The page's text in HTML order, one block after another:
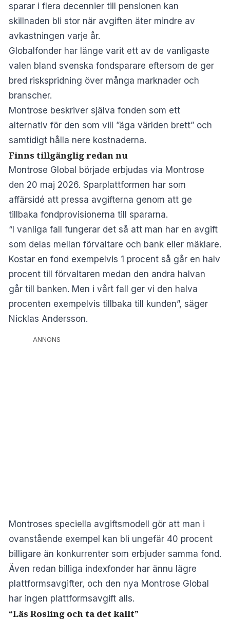
sparar i flera decennier till pensionen kan
skillnaden bli stor när avgiften äter mindre av
avkastningen varje år.
Globalfonder har länge varit ett av de vanligaste
valen bland svenska fondsparare eftersom de ger
bred riskspridning över många marknader och
branscher.
Montrose beskriver själva fonden som ett
alternativ för den som vill ”äga världen brett” och
samtidigt hålla nere kostnaderna.
Finns tillgänglig redan nu
Montrose Global började erbjudas via Montrose
den 20 maj 2026. Sparplattformen har som
affärsidé att pressa avgifterna genom att ge
tillbaka fondprovisionerna till spararna.
“I vanliga fall fungerar det så att man har en avgift
som delas mellan förvaltare och bank eller mäklare.
Kostar en fond exempelvis 1 procent så går en halv
procent till förvaltaren medan den andra halvan
går till banken. Men i vårt fall ger vi den halva
procenten exempelvis tillbaka till kunden”, säger
Nicklas Andersson.
ANNONS
Montroses speciella avgiftsmodell gör att man i
ovanstående exempel kan bli ungefär 40 procent
billigare än konkurrenter som erbjuder samma fond.
Även redan billiga indexfonder har ännu lägre
plattformsavgifter, och den nya Montrose Global
har ingen plattformsavgift alls.
“Läs Rosling och ta det kallt”